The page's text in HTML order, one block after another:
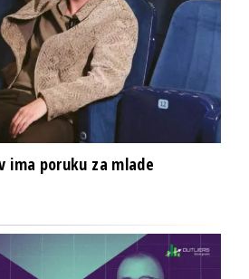
ima poruku za mlade